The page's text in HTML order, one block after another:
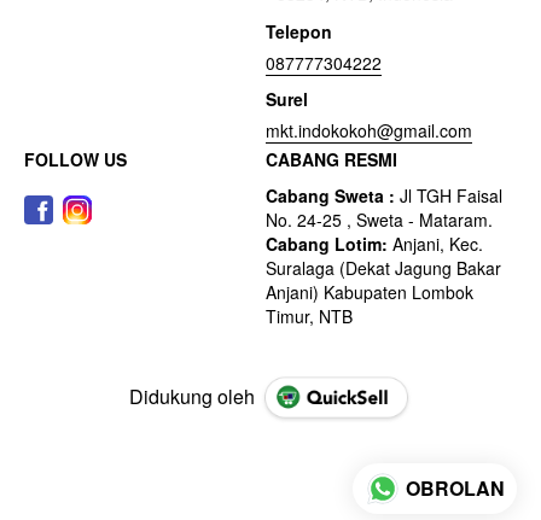
Telepon
087777304222
Surel
mkt.indokokoh@gmail.com
FOLLOW US
CABANG RESMI
Didukung oleh
OBROLAN